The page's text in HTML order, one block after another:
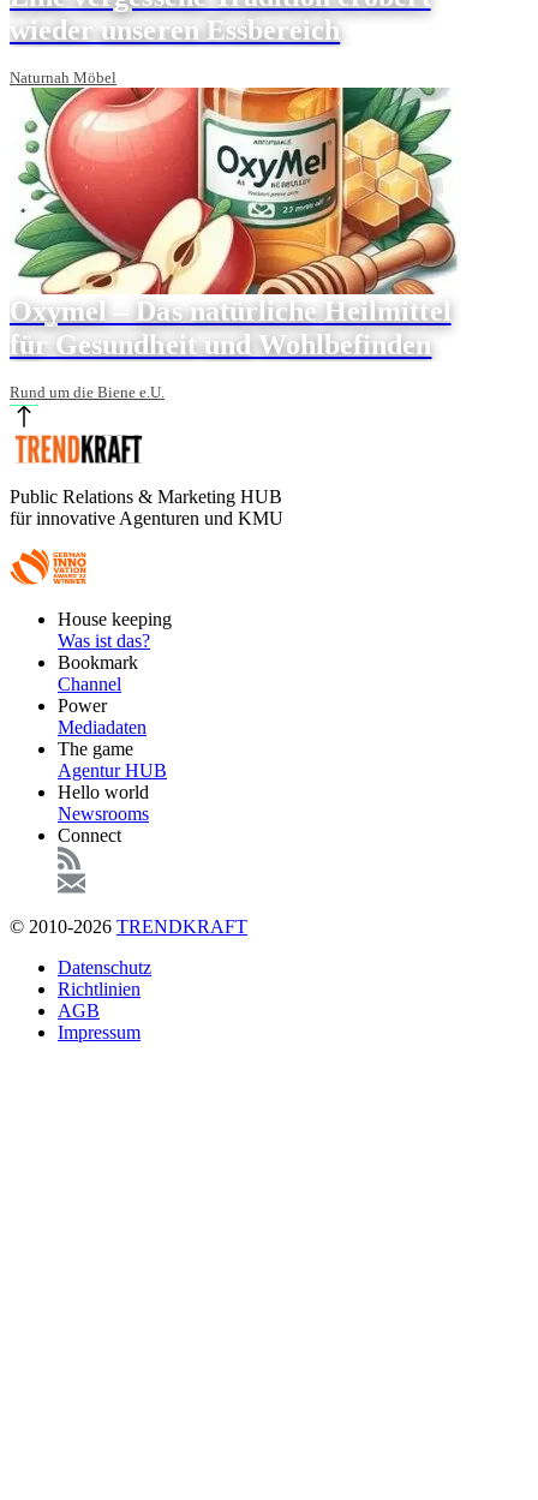
wieder unseren Essbereich
Naturnah Möbel
Oxymel – Das natürliche Heilmittel
für Gesundheit und Wohlbefinden
Rund um die Biene e.U.
Public Relations & Marketing HUB
für innovative Agenturen und KMU
FooterHouse keeping
Was ist das?
Bookmark
Channel
Power
Mediadaten
The game
Agentur HUB
Hello world
Newsrooms
Connect
© 2010-2026 TRENDKRAFT
FußzeileDatenschutz
Richtlinien
AGB
Impressum